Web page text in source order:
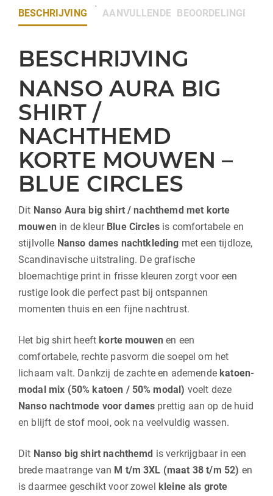
BESCHRIJVING AANVULLENDE INFORMATIE
BEOORDELINGEN (0)
BESCHRIJVING
NANSO AURA BIG
SHIRT /
NACHTHEMD
KORTE MOUWEN –
BLUE CIRCLES
Dit Nanso Aura big shirt / nachthemd met korte
mouwen in de kleur Blue Circlesis comfortabele en
stijlvolle Nanso dames nachtkleding met een tijdloze,
Scandinavische uitstraling. De grafische
bloemachtige print in frisse kleuren zorgt voor een
rustige look die perfect past bij ontspannen
momenten thuis en een fijne nachtrust.
Het big shirt heeft korte mouwen en een
comfortabele, rechte pasvorm die soepel om het
lichaam valt. Dankzij de zachte en ademende katoen-
modal mix (50% katoen / 50% modal) voelt deze
Nanso nachtmode voor dames prettig aan op de huid
en blijft de stof mooi, ook na veelvuldig wassen.
Dit Nanso big shirt nachthemd is verkrijgbaar in een
brede maatrange van M t/m 3XL (maat 38 t/m 52) en
is daarmee geschikt voor zowel kleine als grote